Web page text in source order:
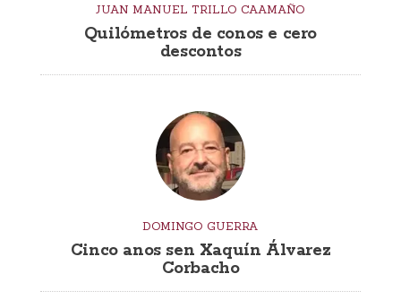
JUAN MANUEL TRILLO CAAMAÑO
Quilómetros de conos e cero
descontos
DOMINGO GUERRA
Cinco anos sen Xaquín Álvarez
Corbacho